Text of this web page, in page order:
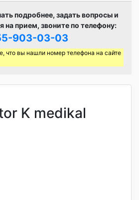
подробнее, задать вопросы и
на прием, звоните по телефону:
903-03-03
что вы нашли номер телефона на сайте
K medikal